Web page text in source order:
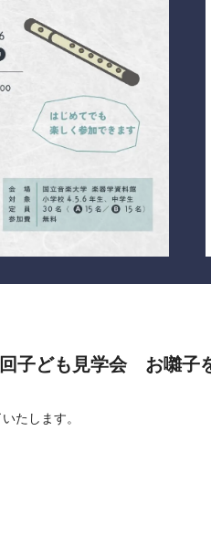
回子ども見学会 お囃子
たします。